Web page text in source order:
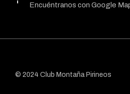
Encuéntranos con Google
© 2024 Club Montaña Pirineos